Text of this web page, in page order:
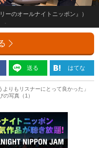
ーのオールナイトニッポン』）
送る はてな
よりもリスナーにとって良かった」
の写真（1）